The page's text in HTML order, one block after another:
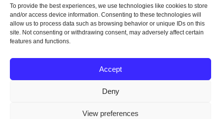
To provide the best experiences, we use technologies like cookies to store
and/or access device information. Consenting to these technologies will
allow us to process data such as browsing behavior or unique IDs on this
site. Not consenting or withdrawing consent, may adversely affect certain
features and functions.
Accept
Deny
View preferences
Home Arquivo
A Equipe
Sobre o POY
Português